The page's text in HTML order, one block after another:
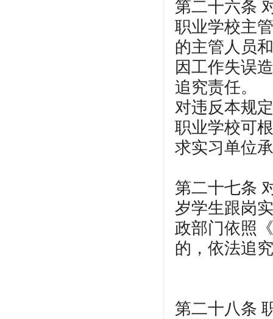
第二十六条
职业学校主
的主管人员
因工作失误
追究责任。
对违反本规
职业学校可
求实习单位
第二十七条
岁学生跟岗
政部门依照
的，依法追
第二十八条